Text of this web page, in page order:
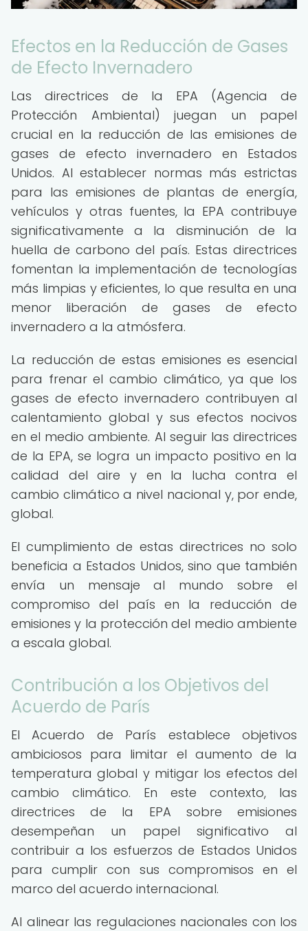
Efectos en la Reducción de Gases
de Efecto Invernadero
Las directrices de la EPA (Agencia de
Protección Ambiental) juegan un papel
crucial en la reducción de las emisiones de
gases de efecto invernadero en Estados
Unidos. Al establecer normas más estrictas
para las emisiones de plantas de energía,
vehículos y otras fuentes, la EPA contribuye
significativamente a la disminución de la
huella de carbono del país. Estas directrices
fomentan la implementación de tecnologías
más limpias y eficientes, lo que resulta en una
menor liberación de gases de efecto
invernadero a la atmósfera.
La reducción de estas emisiones es esencial
para frenar el cambio climático, ya que los
gases de efecto invernadero contribuyen al
calentamiento global y sus efectos nocivos
en el medio ambiente. Al seguir las directrices
de la EPA, se logra un impacto positivo en la
calidad del aire y en la lucha contra el
cambio climático a nivel nacional y, por ende,
global.
El cumplimiento de estas directrices no solo
beneficia a Estados Unidos, sino que también
envía un mensaje al mundo sobre el
compromiso del país en la reducción de
emisiones y la protección del medio ambiente
a escala global.
Contribución a los Objetivos del
Acuerdo de París
El Acuerdo de París establece objetivos
ambiciosos para limitar el aumento de la
temperatura global y mitigar los efectos del
cambio climático. En este contexto, las
directrices de la EPA sobre emisiones
desempeñan un papel significativo al
contribuir a los esfuerzos de Estados Unidos
para cumplir con sus compromisos en el
marco del acuerdo internacional.
Al alinear las regulaciones nacionales con los